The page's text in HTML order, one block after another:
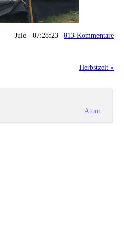
Jule - 07:28:23 | 813 Kommentare
Herbstzeit »
Atom